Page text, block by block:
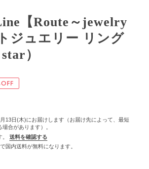
【Route～jewelry
ジュエリー リング
）
13日(木)にお届けします（お届け先によって、最短
合があります）。
送料を確認する
国内送料が無料になります。